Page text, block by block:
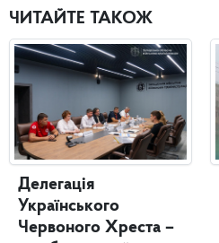
ЧИТАЙТЕ ТАКОЖ
Делегація
Українського
Червоного Хреста –